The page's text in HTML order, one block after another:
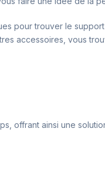
pour trouver le
accessoires, vous
offrant ainsi une